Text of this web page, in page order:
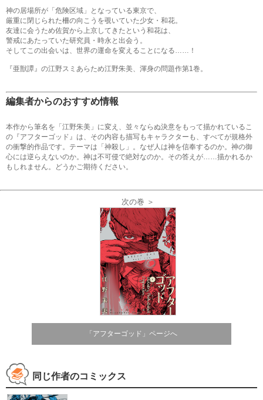
神の居場所が「危険区域」となっている東京で、
厳重に閉じられた柵の向こうを覗いていた少女・和花。
友達に会うため佐賀から上京してきたという和花は、
警戒にあたっていた研究員・時永と出会う。
そしてこの出会いは、世界の運命を変えることになる……！
『亜獣譚』の江野スミあらため江野朱美、渾身の問題作第1巻。
編集者からのおすすめ情報
本作から筆名を「江野朱美」に変え、並々ならぬ決意をもって描かれているこ
の『アフターゴッド』は、その内容も描写もキャラクターも、すべてが規格外
の衝撃的作品です。テーマは「神殺し」。なぜ人は神を信奉するのか。神の御
心には逆らえないのか。神は不可侵で絶対なのか。その答えが……描かれるか
もしれません。どうかご期待ください。
次の巻 ＞
「アフターゴッド」ページへ
同じ作者のコミックス